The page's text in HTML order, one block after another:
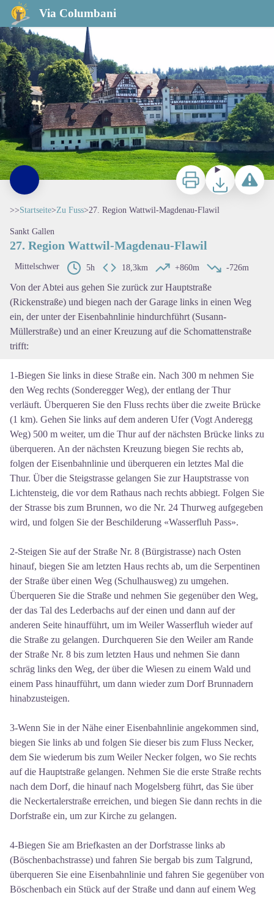
Via Columbani
27. Region Wattwil-Magdenau-Flawil
View picture in full screen
Zu druckenHerunterladen
Ein
>>Startseite>Zu Fuss>27. Region Wattwil-Magdenau-Flawil
Sankt Gallen
27. Region Wattwil-Magdenau-Flawil
Mittelschwer 5h 18,3km +860m -726m
Von der Abtei aus gehen Sie zurück zur Hauptstraße
(Rickenstraße) und biegen nach der Garage links in einen Weg
ein, der unter der Eisenbahnlinie hindurchführt (Susann-
Müllerstraße) und an einer Kreuzung auf die Schomattenstraße
trifft:
1-Biegen Sie links in diese Straße ein. Nach 300 m nehmen Sie
den Weg rechts (Sonderegger Weg), der entlang der Thur
verläuft. Überqueren Sie den Fluss rechts über die zweite Brücke
(1 km). Gehen Sie links auf dem anderen Ufer (Vogt Anderegg
Weg) 500 m weiter, um die Thur auf der nächsten Brücke links zu
überqueren. An der nächsten Kreuzung biegen Sie rechts ab,
folgen der Eisenbahnlinie und überqueren ein letztes Mal die
Thur. Über die Steigstrasse gelangen Sie zur Hauptstrasse von
Lichtensteig, die vor dem Rathaus nach rechts abbiegt. Folgen Sie
der Strasse bis zum Brunnen, wo die Nr. 24 Thurweg aufgegeben
wird, und folgen Sie der Beschilderung «Wasserfluh Pass».
2-Steigen Sie auf der Straße Nr. 8 (Bürgistrasse) nach Osten
hinauf, biegen Sie am letzten Haus rechts ab, um die Serpentinen
der Straße über einen Weg (Schulhausweg) zu umgehen.
Überqueren Sie die Straße und nehmen Sie gegenüber den Weg,
der das Tal des Lederbachs auf der einen und dann auf der
anderen Seite hinaufführt, um im Weiler Wasserfluh wieder auf
die Straße zu gelangen. Durchqueren Sie den Weiler am Rande
der Straße Nr. 8 bis zum letzten Haus und nehmen Sie dann
schräg links den Weg, der über die Wiesen zu einem Wald und
einem Pass hinaufführt, um dann wieder zum Dorf Brunnadern
hinabzusteigen.
3-Wenn Sie in der Nähe einer Eisenbahnlinie angekommen sind,
biegen Sie links ab und folgen Sie dieser bis zum Fluss Necker,
dem Sie wiederum bis zum Weiler Necker folgen, wo Sie rechts
auf die Hauptstraße gelangen. Nehmen Sie die erste Straße rechts
nach dem Dorf, die hinauf nach Mogelsberg führt, das Sie über
die Neckertalerstraße erreichen, und biegen Sie dann rechts in die
Dorfstraße ein, um zur Kirche zu gelangen.
4-Biegen Sie am Briefkasten an der Dorfstrasse links ab
(Böschenbachstrasse) und fahren Sie bergab bis zum Talgrund,
überqueren Sie eine Eisenbahnlinie und fahren Sie gegenüber von
Böschenbach ein Stück auf der Straße und dann auf einem Weg